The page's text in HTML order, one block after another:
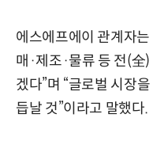
에스에프에이 관계자
매·제조·물류 등 전(全
겠다”며 “글로벌 시장
듭날 것”이라고 말했다.